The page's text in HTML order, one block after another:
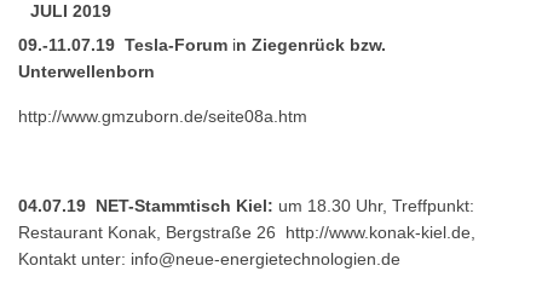
JULI 2019
09.-11.07.19 Tesla-Forum in Ziegenrück bzw.
Unterwellenborn
http://www.gmzuborn.de/seite08a.htm
04.07.19 NET-Stammtisch Kiel: um 18.30 Uhr, Treffpunkt:
Restaurant Konak, Bergstraße 26 http://www.konak-kiel.de
Kontakt unter: info@neue-energietechnologien.de